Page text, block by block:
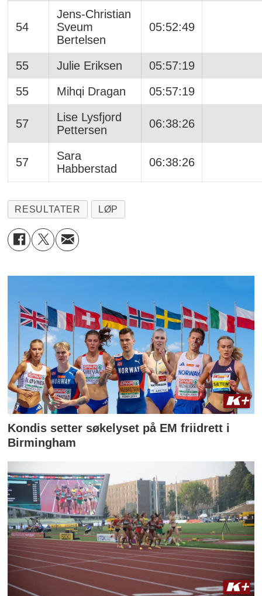
54
Jens-Christian
Sveum
Bertelsen
05:52:49
55 Julie Eriksen
05:57:19
55
Mihqi Dragan 05:57:19
57
Lise Lysfjord
Pettersen
06:38:26
57
Sara
Habberstad
06:38:26
RESULTATER LØP
Kondis setter søkelyset på EM friidrett i
Birmingham